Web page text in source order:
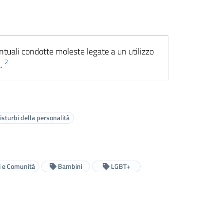
condotte moleste legate a un utilizzo
2
della personalità
Comunità Bambini LGBT+